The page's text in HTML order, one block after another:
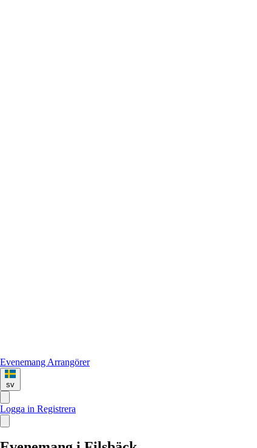
Evenemang Arrangörer
sv
Logga in Registrera